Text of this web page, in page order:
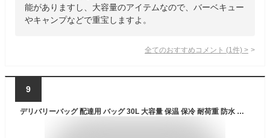
能がありますし、大容量のアイテムなので、バーベキュー
やキャンプなどで重宝しますよ。
全てのおすすめコメント (1 件) >
9
デリバリーバッグ 配達用 バッグ 30L 大容量 保温 保冷 耐荷重 防水 お寿司 ピザポーチ 出前 宅配デリバリー用 リュック 折りたたみ (30L, ブラック)